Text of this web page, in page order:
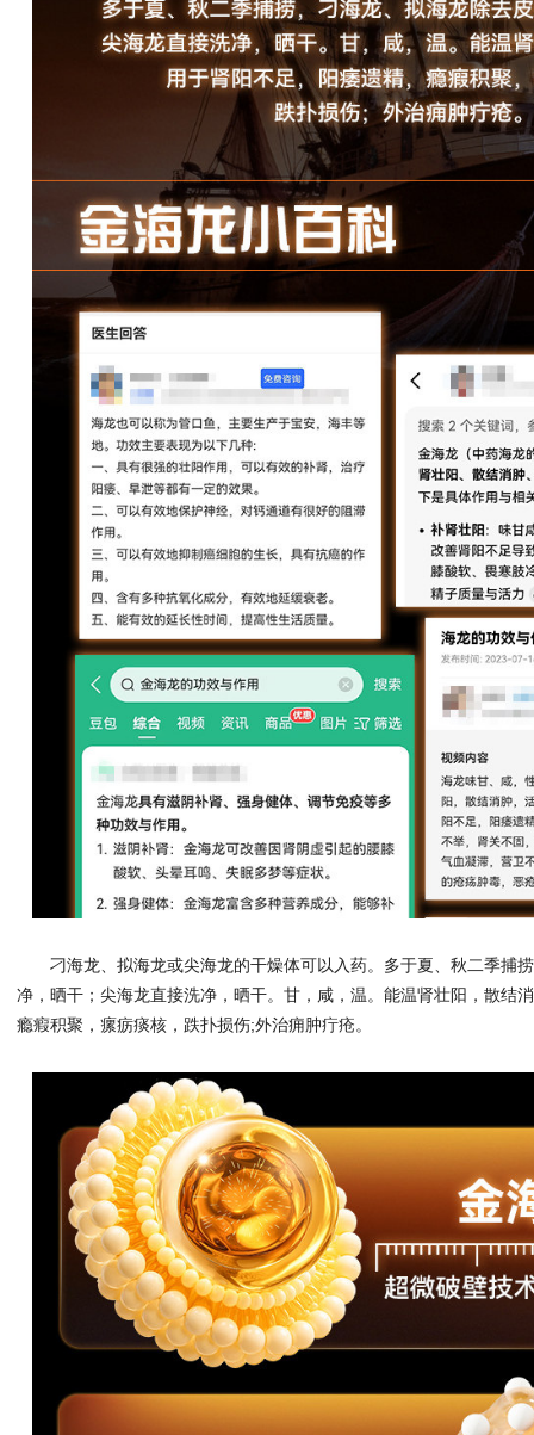
刁海龙、拟海龙或尖海龙的干燥体可以入药。多于夏、秋二季捕
净，晒干；尖海龙直接洗净，晒干。甘，咸，温。能温肾壮阳，散结
瘾瘕积聚，瘰疬痰核，跌扑损伤;外治痈肿疔疮。